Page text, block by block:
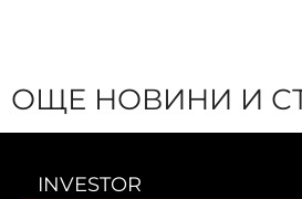
ОЩЕ НОВИНИ И
INVESTOR